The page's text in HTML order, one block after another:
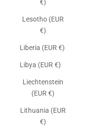
€)
Lesotho (EUR
€)
Liberia (EUR €)
Libya (EUR €)
Liechtenstein
(EUR €)
Lithuania (EUR
€)